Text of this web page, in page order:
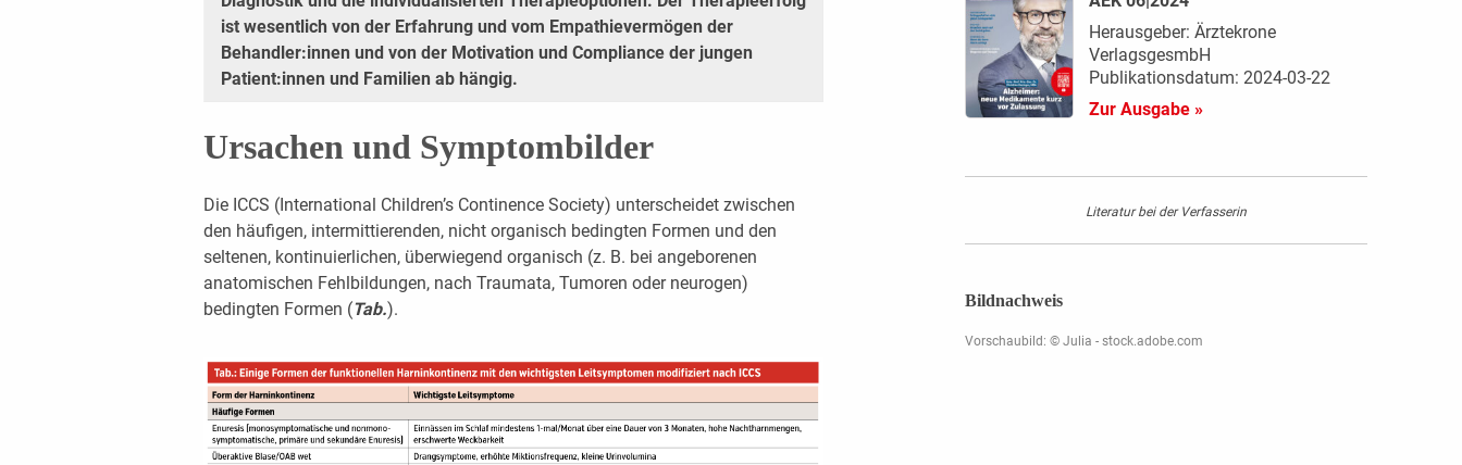
ist wesentlich von der Erfahrung und vom Empathievermögen der
Behandler:innen und von der Motivation und Compliance der jungen
Patient:innen und Familien ab hängig.
Ursachen und Symptombilder
Die ICCS (International Children’s Continence Society) unterscheidet zwischen
den häufigen, intermittierenden, nicht organisch bedingten Formen und den
seltenen, kontinuierlichen, überwiegend organisch (z. B. bei angeborenen
anatomischen Fehlbildungen, nach Traumata, Tumoren oder neurogen)
bedingten Formen (Tab.).
Herausgeber: Ärztekrone
VerlagsgesmbH
Publikationsdatum: 2024-03-22
Zur Ausgabe »
Literatur bei der Verfasserin
Bildnachweis
Vorschaubild: © Julia - stock.adobe.com